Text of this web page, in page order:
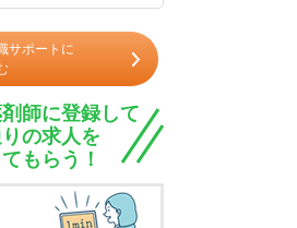
サポートに
師に登録して
の求人を
もらう！